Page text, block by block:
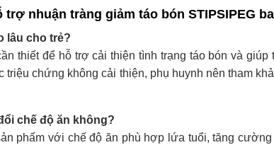
nhuận tràng giảm táo bón STIPSIPEG
lâu cho trẻ?
thiết để hỗ trợ cải thiện tình trạng táo bón và giúp
chứng không cải thiện, phụ huynh nên tham
chế độ ăn không?
phẩm với chế độ ăn phù hợp lứa tuổi, tăng